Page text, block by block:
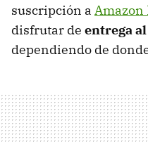
suscripción a Amazon
disfrutar de entrega
dependiendo de